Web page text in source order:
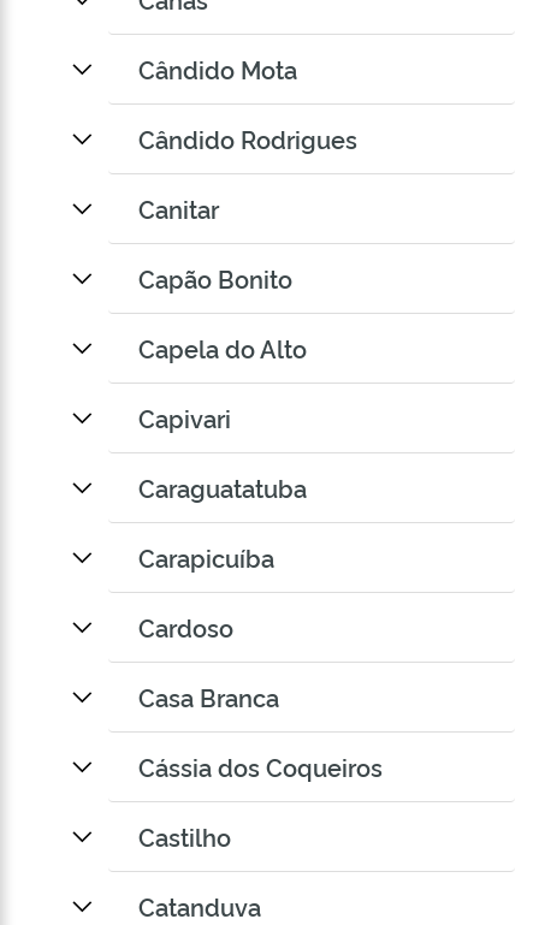
Cândido Mota
Cândido Rodrigues
Canitar
Capão Bonito
Capela do Alto
Capivari
Caraguatatuba
Carapicuíba
Cardoso
Casa Branca
Cássia dos Coqueiros
Castilho
Catanduva